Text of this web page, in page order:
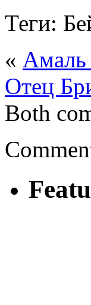
Теги:
« Амаль
Отец
Both